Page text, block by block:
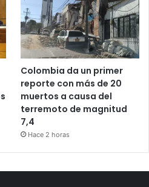
Colombia da un primer
reporte con más de 20
muertos a causa del
terremoto de magnitud
7,4
Hace 2 horas